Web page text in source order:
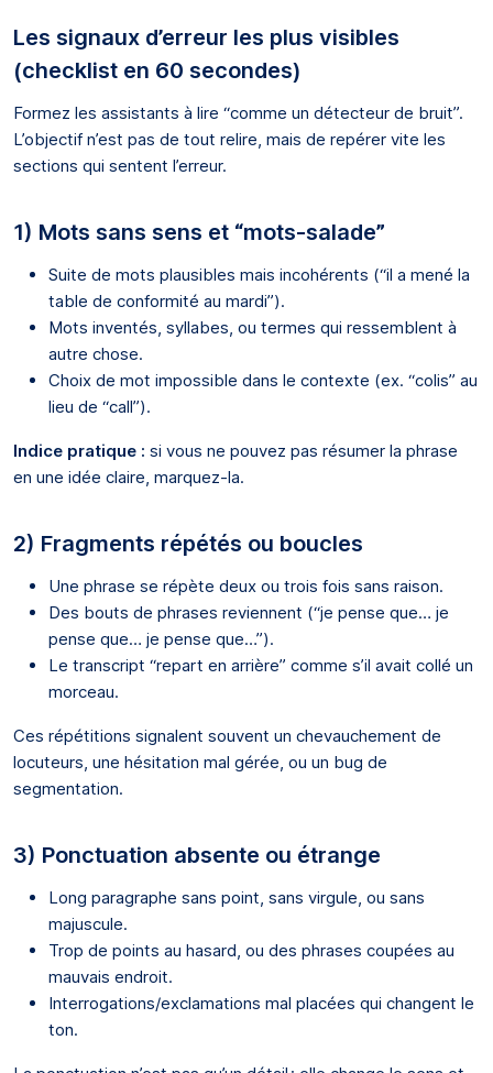
Les signaux d’erreur les plus visibles
(checklist en 60 secondes)
Formez les assistants à lire “comme un détecteur de bruit”.
L’objectif n’est pas de tout relire, mais de repérer vite les
sections qui sentent l’erreur.
1) Mots sans sens et “mots-salade”
Suite de mots plausibles mais incohérents (“il a mené la
table de conformité au mardi”).
Mots inventés, syllabes, ou termes qui ressemblent à
autre chose.
Choix de mot impossible dans le contexte (ex. “colis” au
lieu de “call”).
Indice pratique : si vous ne pouvez pas résumer la phrase
en une idée claire, marquez-la.
2) Fragments répétés ou boucles
Une phrase se répète deux ou trois fois sans raison.
Des bouts de phrases reviennent (“je pense que… je
pense que… je pense que…”).
Le transcript “repart en arrière” comme s’il avait collé un
morceau.
Ces répétitions signalent souvent un chevauchement de
locuteurs, une hésitation mal gérée, ou un bug de
segmentation.
3) Ponctuation absente ou étrange
Long paragraphe sans point, sans virgule, ou sans
majuscule.
Trop de points au hasard, ou des phrases coupées au
mauvais endroit.
Interrogations/exclamations mal placées qui changent le
ton.